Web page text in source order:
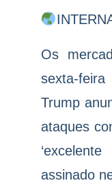
Os
sexta-
Trump
ataques
assinado